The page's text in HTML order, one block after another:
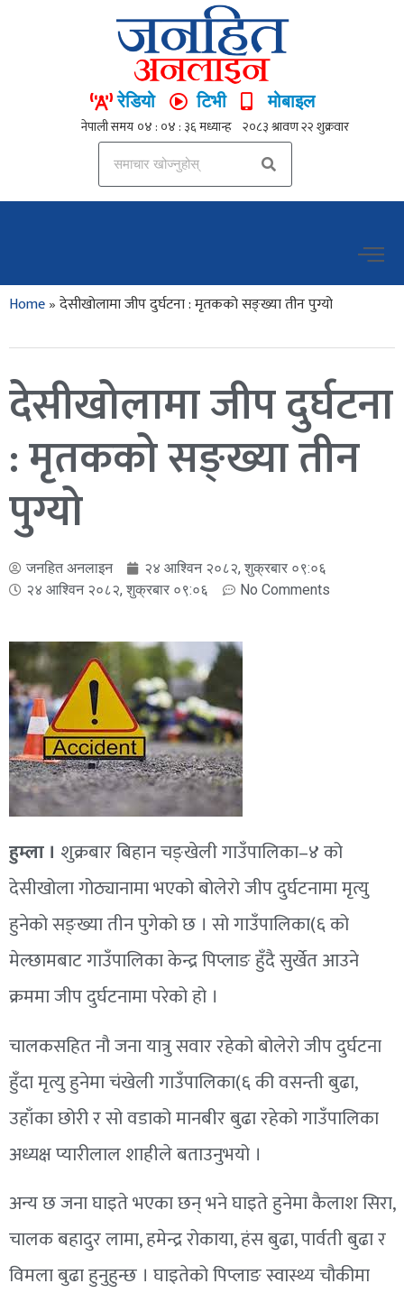
रेडियो टिभी मोबाइल
Home»देसीखोलामा जीप दुर्घटना : मृतकको सङ्ख्या तीन पुग्यो
देसीखोलामा जीप दुर्घटना
: मृतकको सङ्ख्या तीन
पुग्यो
जनहित अनलाइन
२४ आश्विन २०८२, शुक्रबार ०९:०६
२४ आश्विन २०८२, शुक्रबार ०९:०६
No Comments
हुम्ला । शुक्रबार बिहान चङ्खेली गाउँपालिका–४ को
देसीखोला गोठ्यानामा भएको बोलेरो जीप दुर्घटनामा मृत्यु
हुनेको सङ्ख्या तीन पुगेको छ । सो गाउँपालिका(६ को
मेल्छामबाट गाउँपालिका केन्द्र पिप्लाङ हुँदै सुर्खेत आउने
क्रममा जीप दुर्घटनामा परेको हो ।
चालकसहित नौ जना यात्रु सवार रहेको बोलेरो जीप दुर्घटना
हुँदा मृत्यु हुनेमा चंखेली गाउँपालिका(६ की वसन्ती बुढा,
उहाँका छोरी र सो वडाको मानबीर बुढा रहेको गाउँपालिका
अध्यक्ष प्यारीलाल शाहीले बताउनुभयो ।
अन्य छ जना घाइते भएका छन् भने घाइते हुनेमा कैलाश सिरा,
चालक बहादुर लामा, हमेन्द्र रोकाया, हंस बुढा, पार्वती बुढा र
विमला बुढा हुनुहुन्छ । घाइतेको पिप्लाङ स्वास्थ्य चौकीमा